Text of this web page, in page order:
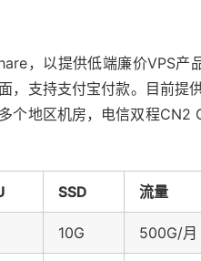
，以提供低端廉价VPS
，支持支付宝付款。目前提
个地区机房，电信双程CN2
SSD 流量
10G 500G/月